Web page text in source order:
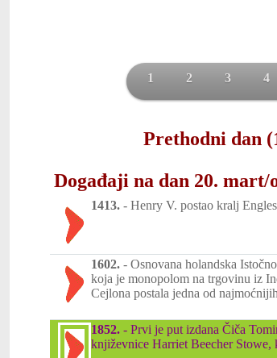
1 2 3 4
Prethodni dan
Događaji na dan 20. mart/
1413. - Henry V. postao kralj
1602. - Osnovana holandska
koja je monopolom na trgovinu iz
Cejlona postala jedna od
1852. - Prvi je put izdana Čiča
književnice Harriet Beecher